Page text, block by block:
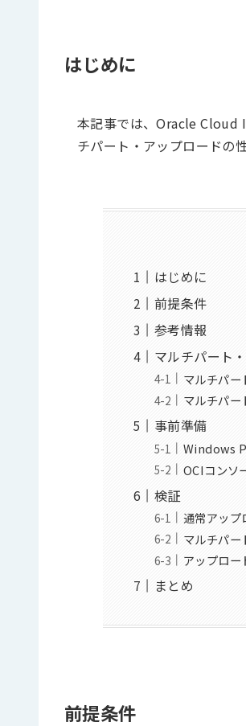
はじめに
本記事では、Oracle Cloud
チパート・アップロードの
はじめに
前提条件
参考情報
マルチパート
マルチパー
マルチパー
事前準備
Windows
OCIコンソ
検証
通常アップ
マルチパー
アップロー
まとめ
前提条件